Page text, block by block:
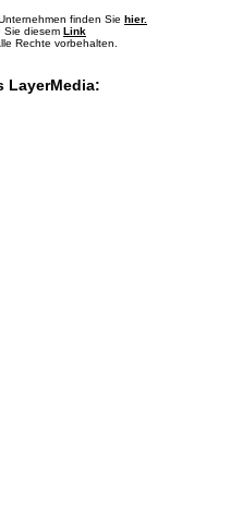
finden Sie hier.
Sie diesem Link
Rechte vorbehalten.
LayerMedia: